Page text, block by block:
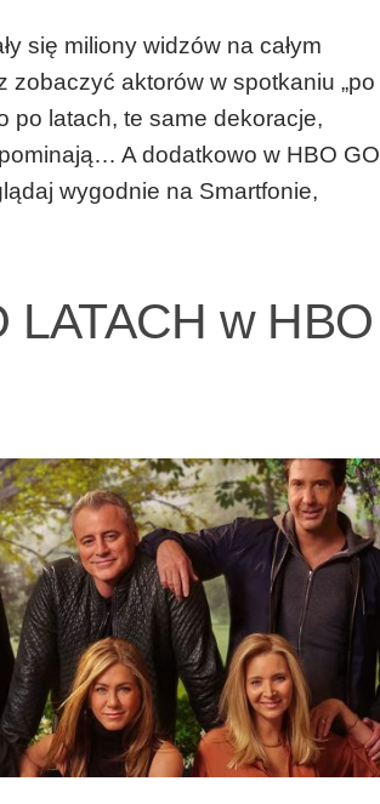
się miliony widzów na całym
aktorów w spotkaniu „po
po latach, te same dekoracje,
A dodatkowo w HBO GO
wygodnie na Smartfonie,
LATACH w HBO